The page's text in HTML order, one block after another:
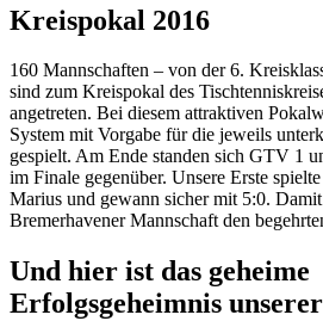
Kreispokal 2016
160 Mannschaften – von der 6.
sind zum Kreispokal des
angetreten. Bei diesem attraktiven
System mit Vorgabe für die jeweils
gespielt. Am Ende standen sich GTV 1
im Finale gegenüber. Unsere Erste
Marius und gewann sicher mit 5:0.
Bremerhavener Mannschaft den
Und hier ist das geheime
Erfolgsgeheimnis